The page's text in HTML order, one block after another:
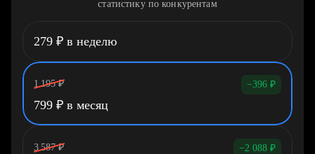
статистику по конкурентам
279 ₽ в неделю
1 195 ₽ −396 ₽
799 ₽ в месяц
3 587 ₽ −2 088 ₽